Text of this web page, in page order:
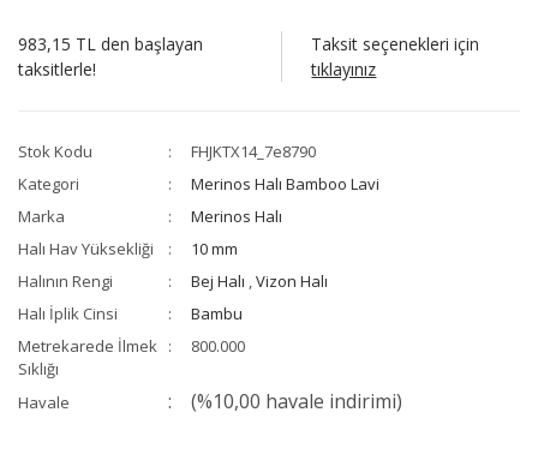
983,15 TL den başlayan
taksitlerle!
Taksit seçenekleri için
tıklayınız
Stok Kodu
FHJKTX14_7e8790
Kategori
Merinos Halı Bamboo Lavi
Marka
Merinos Halı
Halı Hav Yüksekliği
10 mm
Halının Rengi
Bej Halı ,Vizon Halı
Halı İplik Cinsi
Bambu
Metrekarede İlmek
Sıklığı
800.000
Havale (%10,00 havale indirimi)